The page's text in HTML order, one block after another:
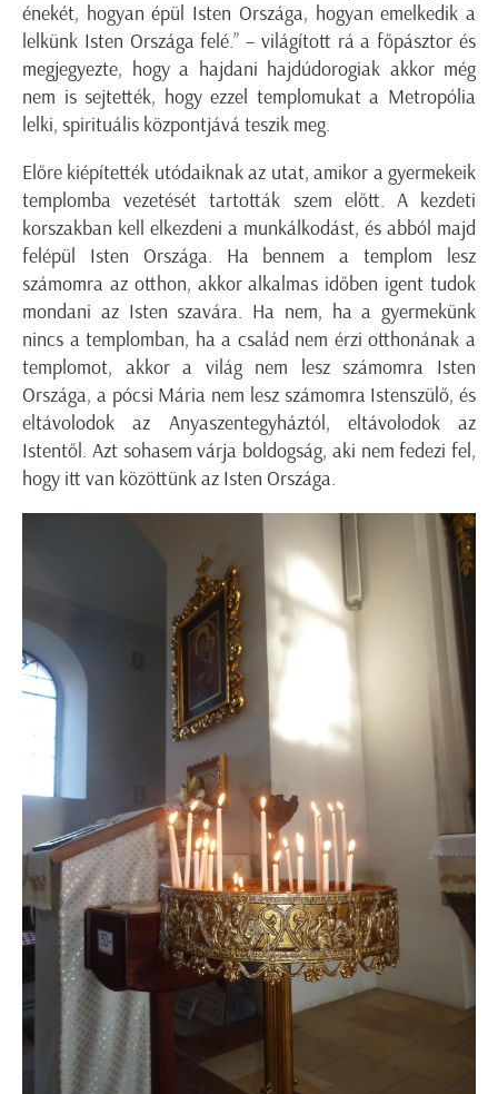
énekét, hogyan épül Isten Országa, hogyan emelkedik a
lelkünk Isten Országa felé.” – világított rá a főpásztor és
megjegyezte, hogy a hajdani hajdúdorogiak akkor még
nem is sejtették, hogy ezzel templomukat a Metropólia
lelki, spirituális központjává teszik meg.
Előre kiépítették utódaiknak az utat, amikor a gyermekeik
templomba vezetését tartották szem előtt. A kezdeti
korszakban kell elkezdeni a munkálkodást, és abból majd
felépül Isten Országa. Ha bennem a templom lesz
számomra az otthon, akkor alkalmas időben igent tudok
mondani az Isten szavára. Ha nem, ha a gyermekünk
nincs a templomban, ha a család nem érzi otthonának a
templomot, akkor a világ nem lesz számomra Isten
Országa, a pócsi Mária nem lesz számomra Istenszülő, és
eltávolodok az Anyaszentegyháztól, eltávolodok az
Istentől. Azt sohasem várja boldogság, aki nem fedezi fel,
hogy itt van közöttünk az Isten Országa.